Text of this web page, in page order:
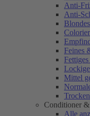
Anti-
Anti-
Feines
Mittel
Conditioner
Alle